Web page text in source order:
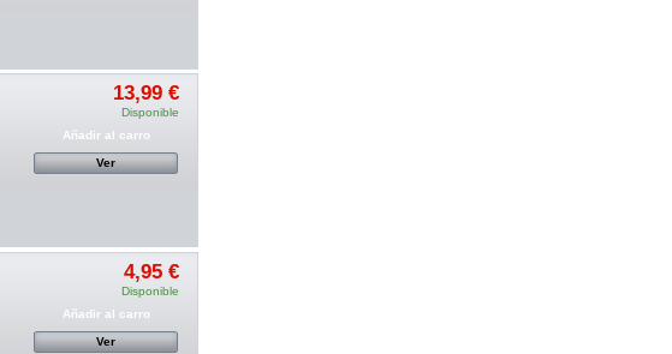
13,99 €
Disponible
Añadir al carro
Ver
4,95 €
Disponible
Añadir al carro
Ver